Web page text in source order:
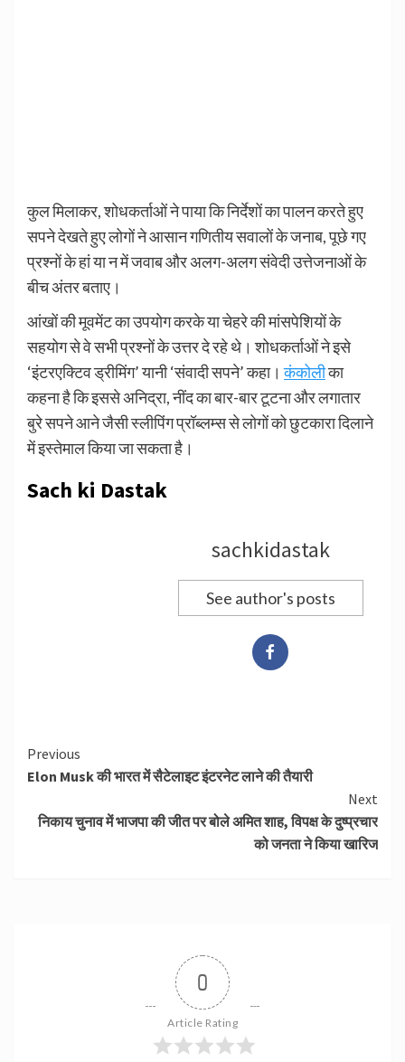
कुल मिलाकर, शोधकर्ताओं ने पाया कि निर्देशों का पालन करते हुए
सपने देखते हुए लोगों ने आसान गणितीय सवालों के जनाब, पूछे गए
प्रश्नों के हां या न में जवाब और अलग-अलग संवेदी उत्तेजनाओं के
बीच अंतर बताए।
आंखों की मूवमेंट का उपयोग करके या चेहरे की मांसपेशियों के
सहयोग से वे सभी प्रश्नों के उत्तर दे रहे थे। शोधकर्ताओं ने इसे
‘इंटरएक्टिव ड्रीमिंग’ यानी ‘संवादी सपने’ कहा।कंकोलीका
कहना है कि इससे अनिद्रा, नींद का बार-बार टूटना और लगातार
बुरे सपने आने जैसी स्लीपिंग प्रॉब्लम्स से लोगों को छुटकारा दिलाने
में इस्तेमाल किया जा सकता है।
Sach ki Dastak
sachkidastak
See author's posts
Continue
Reading
Previous
Elon Musk की भारत में सैटेलाइट इंटरनेट लाने की तैयारी
Next
निकाय चुनाव में भाजपा की जीत पर बोले अमित शाह, विपक्ष के दुष्प्रचार
को जनता ने किया खारिज
0
Article Rating